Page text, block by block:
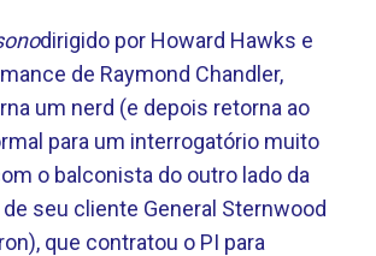
dirigido por Howard Hawks e
de Raymond Chandler,
um nerd (e depois retorna ao
para um interrogatório muito
o balconista do outro lado da
seu cliente General Sternwood
que contratou o PI para